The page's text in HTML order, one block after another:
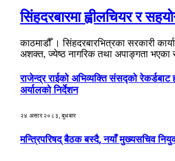
सिंहदरबारमा ह्वीलचियर र
काठमाडौँ । सिंहदरबारभित्रका सरकारी
अशक्त, ज्येष्ठ नागरिक तथा अपाङ्गता भएका
राजेन्द्र राईको अभिव्यक्ति संसद्को
अर्यालको निर्देशन
२४ असार २०८३, बुधबार
मन्त्रिपरिषद् बैठक बस्दै, नयाँ मुख्यसचिव